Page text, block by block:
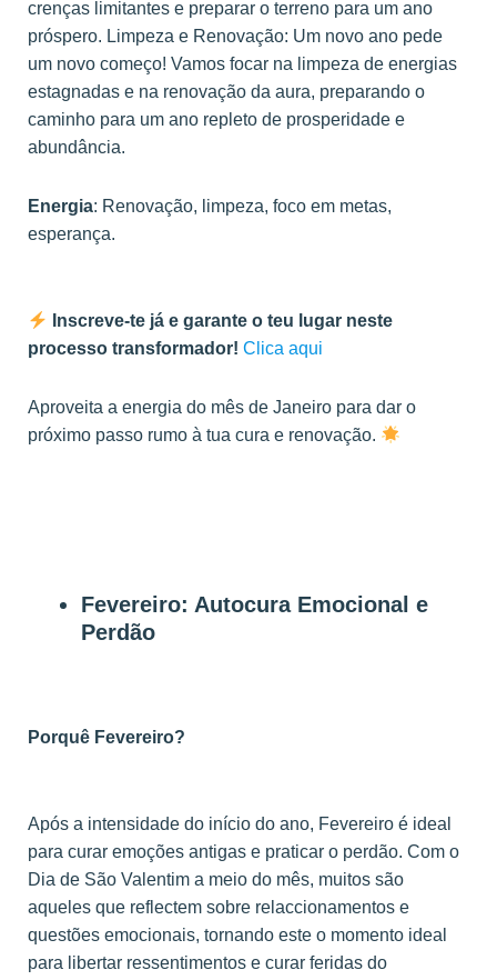
crenças limitantes e preparar o terreno para um ano
próspero. Limpeza e Renovação: Um novo ano pede
um novo começo! Vamos focar na limpeza de energias
estagnadas e na renovação da aura, preparando o
caminho para um ano repleto de prosperidade e
abundância.
Energia: Renovação, limpeza, foco em metas,
esperança.
Inscreve-te já e garante o teu lugar neste
processo transformador! Clica aqui
Aproveita a energia do mês de Janeiro para dar o
próximo passo rumo à tua cura e renovação.
Fevereiro: Autocura Emocional e
Perdão
Porquê Fevereiro?
Após a intensidade do início do ano, Fevereiro é ideal
para curar emoções antigas e praticar o perdão. Com o
Dia de São Valentim a meio do mês, muitos são
aqueles que reflectem sobre relaccionamentos e
questões emocionais, tornando este o momento ideal
para libertar ressentimentos e curar feridas do